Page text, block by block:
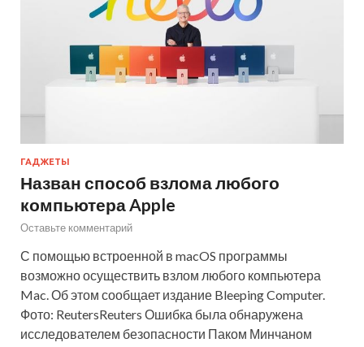
ГАДЖЕТЫ
Назван способ взлома любого
компьютера Apple
Оставьте комментарий
С помощью встроенной в macOS программы
возможно осуществить взлом любого компьютера
Mac. Об этом сообщает издание Bleeping Computer.
Фото: ReutersReuters Ошибка была обнаружена
исследователем безопасности Паком Минчаном